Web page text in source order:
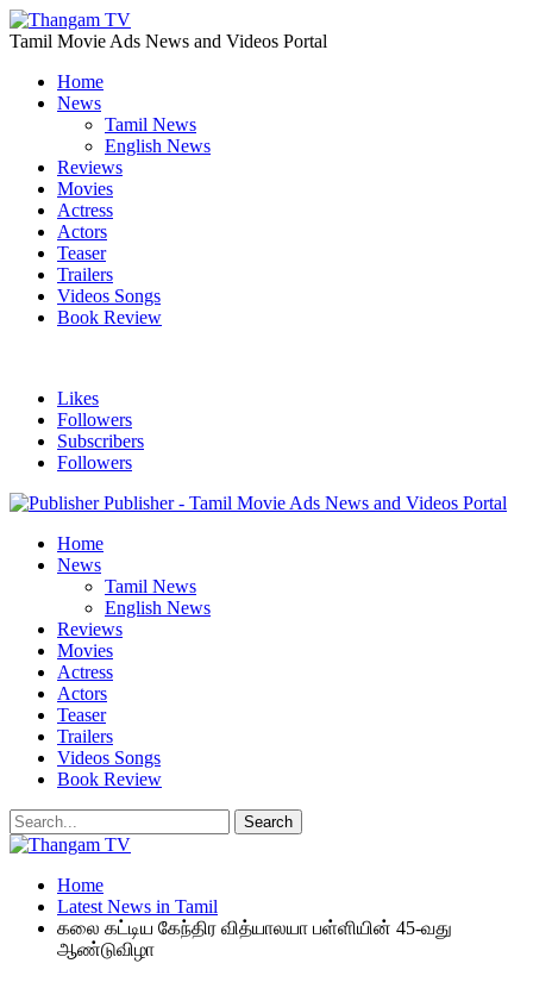
Tamil Movie Ads News and Videos Portal
Home
News
Tamil News
English News
Reviews
Movies
Actress
Actors
Teaser
Trailers
Videos Songs
Book Review
Likes
Followers
Subscribers
Followers
Publisher - Tamil Movie Ads News and Videos Portal
Home
News
Tamil News
English News
Reviews
Movies
Actress
Actors
Teaser
Trailers
Videos Songs
Book Review
Home
Latest News in Tamil
கலை கட்டிய கேந்திர வித்யாலயா பள்ளியின் 45-வது
ஆண்டுவிழா